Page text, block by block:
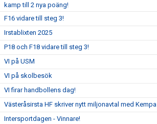
kamp till 2 nya poäng!
F16 vidare till steg 3!
Irstablixten 2025
P18 och F18 vidare till steg 3!
VI på USM
VI på skolbesök
VI firar handbollens dag!
Västeråsirsta HF skriver nytt miljonavtal med Kempa
Intersportdagen - Vinnare!